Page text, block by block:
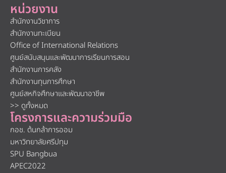
หน่วยงาน
สำนักงานวิชาการ
สำนักงานทะเบียน
Office of International Relations
ศูนย์สนับสนุนและพัฒนาการเรียนการสอน
สำนักงานการคลัง
สำนักงานทุนการศึกษา
ศูนย์สหกิจศึกษาและพัฒนาอาชีพ
>> ดูทั้งหมด
โครงการและความร่วมมือ
กอช. ต้นกล้าการออม
มหาวิทยาลัยศรีปทุม
SPU Bangbua
APEC2022